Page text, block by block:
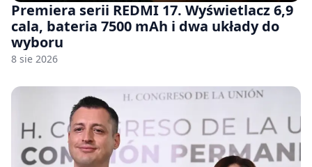
Premiera serii REDMI 17. Wyświetlacz 6,9
cala, bateria 7500 mAh i dwa układy do
wyboru
8 sie 2026